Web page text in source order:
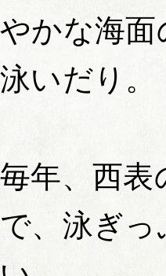
やかな海
泳いだり。
毎年、西表
で、泳ぎ